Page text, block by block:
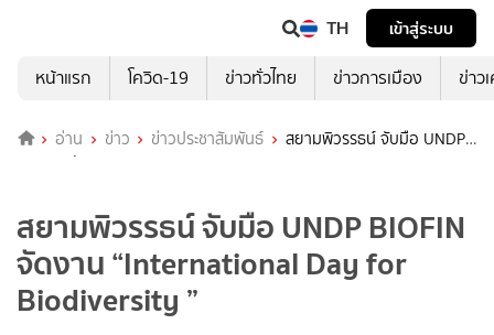
TH
เข้าสู่ระบบ
หน้าแรก
โควิด-19 ข่าวทั่วไทย ข่าวการเมือง ข่าว
อ่าน ข่าว ข่าวประชาสัมพันธ์
สยามพิวรรธน์ จับมือ UNDP
BIOFIN จัดงาน “International Day for Biodiversity ”
สยามพิวรรธน์ จับมือ UNDP BIOFIN
จัดงาน “International Day for
Biodiversity ”